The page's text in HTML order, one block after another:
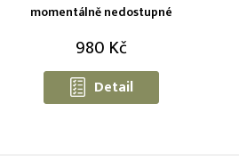
momentálně nedostupné
980 Kč
Detail